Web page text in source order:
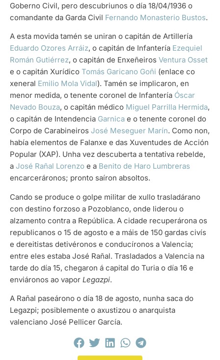
Goberno Civil, pero descubriunos o día 18/04/1936 o
comandante da Garda Civil Fernando Monasterio Bustos.
A esta movida tamén se uniran o capitán de Artillería
Eduardo Ozores Arráiz, o capitán de Infantería Ezequiel
Román Gutiérrez, o capitán de Enxeñeiros Ventura Osset
e o capitán Xurídico Tomás Garicano Goñi (enlace co
xeneral Emilio Mola Vidal). Tamén se implicaron, en
menor medida, o tenente coronel de Infantería Óscar
Nevado Bouza, o capitán médico Miguel Parrilla Hermida,
o capitán de Intendencia Garnica e o tenente coronel do
Corpo de Carabineiros José Meseguer Marín. Como non,
había elementos de Falanxe e das Xuventudes de Acción
Popular (XAP). Unha vez descuberta a tentativa rebelde,
a José Rañal Lorenzo e a Benito de Haro Lumbreras
encarceráronos; pronto saíron absoltos.
Cando se produce o golpe militar de xullo trasladárano
con destino forzoso a Pozoblanco, onde liderou o
alzamento contra a República. A cidade recuperárona os
republicanos o 15 de agosto e a máis de 150 gardas civís
e dereitistas detivéronos e conducíronos a Valencia;
entre eles estaba José Rañal. Trasladados a Valencia na
tarde do día 15, chegaron á capital do Turia o día 16 e
enviáronos ao vapor Legazpi.
A Rañal paseárono o día 18 de agosto, nunha saca do
Legazpi; posiblemente o axustizou o anarquista
valenciano José Pellicer García.